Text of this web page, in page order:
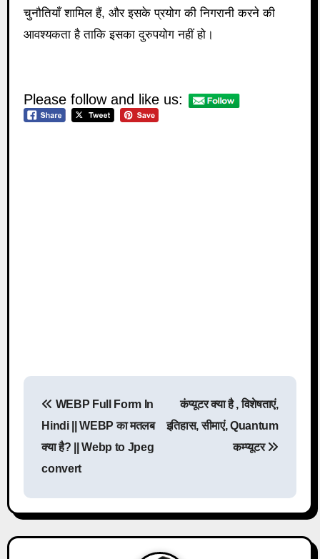
चुनौतियाँ शामिल हैं, और इसके प्रयोग की निगरानी करने की
आवश्यकता है ताकि इसका दुरुपयोग नहीं हो।
Please follow and like us:
n
a
WEBP Full Form In
Hindi || WEBP का मतलब
क्या है? || Webp to Jpeg
convert
कंप्यूटर क्या है , विशेषताएं,
इतिहास, सीमाएं, Quantum
कम्प्यूटर